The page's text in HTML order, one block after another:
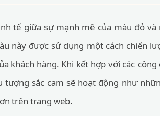
tế giữa sự mạnh mẽ của màu đỏ
này được sử dụng một cách chiến
khách hàng. Khi kết hợp với các
tượng sắc cam sẽ hoạt động như
trên trang web.